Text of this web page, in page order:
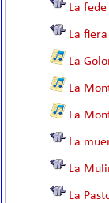
La fede
La
La
La
La
La
La
La